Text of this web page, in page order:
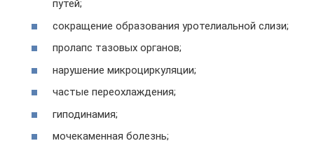
путей;
сокращение образования уротелиальной слизи;
пролапс тазовых органов;
нарушение микроциркуляции;
частые переохлаждения;
гиподинамия;
мочекаменная болезнь;